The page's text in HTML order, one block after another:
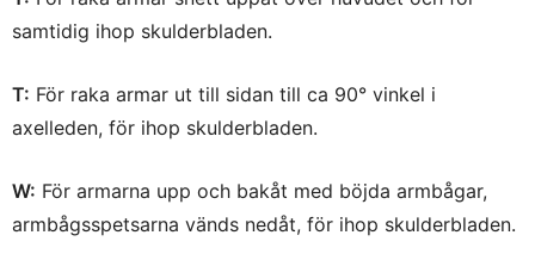
samtidig ihop skulderbladen.
T: För raka armar ut till sidan till ca 90° vinkel i
axelleden, för ihop skulderbladen.
W: För armarna upp och bakåt med böjda armbågar,
armbågsspetsarna vänds nedåt, för ihop skulderbladen.